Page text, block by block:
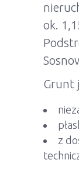
ok.
Grunt
z